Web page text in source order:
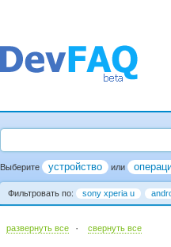
Выберите устройство или
Фильтровать по: sony xperia u
развернуть все · cвернуть все